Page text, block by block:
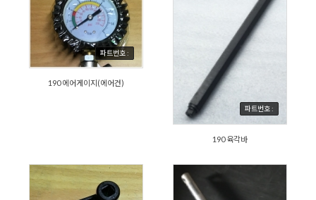
파트번호 :
190 에어게이지(에어건)
파트번호 :
190 육각바